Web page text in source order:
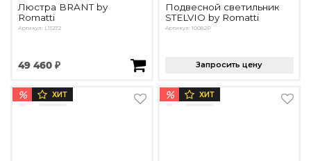
Люстра BRANT by
Romatti
Артикул: L11272
49 460 ₽
Подвесной светильник
STELVIO by Romatti
Артикул: 10082P
Запросить цену
% ХИТ % ХИТ